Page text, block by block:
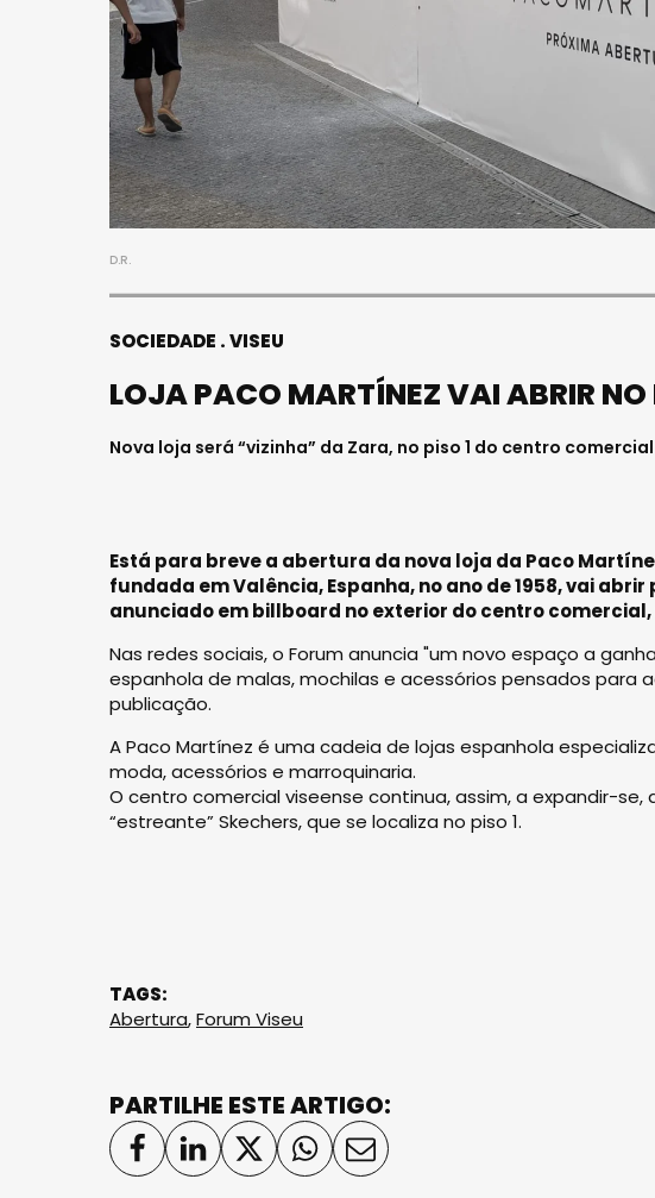
D.R.
SOCIEDADE VISEU
LOJA PACO MARTÍNEZ VAI ABRIR NO
Nova loja será “vizinha” da Zara, no piso 1 do centro comercial
Está para breve a abertura da nova loja da Paco
fundada em Valência, Espanha, no ano de 1958, vai
anunciado em billboard no exterior do centro comercial,
Nas redes sociais, o Forum anuncia "um novo espaço a
espanhola de malas, mochilas e acessórios pensados para
publicação.
A Paco Martínez é uma cadeia de lojas espanhola
moda, acessórios e marroquinaria.
O centro comercial viseense continua, assim, a expandir-
“estreante” Skechers, que se localiza no piso 1.
TAGS:
Abertura,Forum Viseu
PARTILHE ESTE ARTIGO:
FALECEU PAULA
JOVEM ENFERMEIRA NO
HOSPITAL DE VISEU
Julho 27, 2026 . 11:00